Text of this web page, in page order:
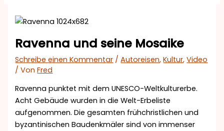
Ravenna und seine Mosaike
Schreibe einen Kommentar /Autoreisen,Kultur,Video
/ VonFred
Ravenna punktet mit dem UNESCO-Weltkulturerbe.
Acht Gebäude wurden in die Welt-Erbeliste
aufgenommen. Die gesamten frühchristlichen und
byzantinischen Baudenkmäler sind von immenser